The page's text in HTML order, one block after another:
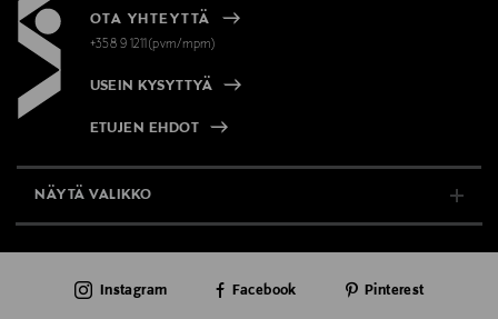
OTA YHTEYTTÄ
+358 9 1211(pvm/mpm)
USEIN KYSYTTYÄ
ETUJEN EHDOT
NÄYTÄ VALIKKO
AJANKOHTAISTA
Instagram Facebook Pinterest